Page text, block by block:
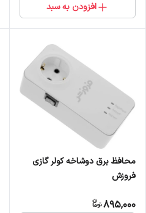
افزودن به سبد
محافظ برق دوشاخه کولر گازی
فروزش
895,000